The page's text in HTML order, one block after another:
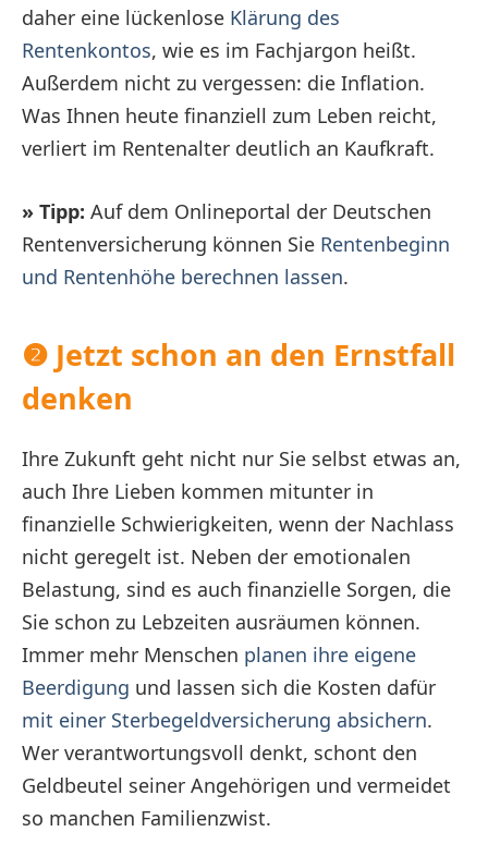
daher eine lückenlose Klärung des
Rentenkontos, wie es im Fachjargon heißt.
Außerdem nicht zu vergessen: die Inflation.
Was Ihnen heute finanziell zum Leben reicht,
verliert im Rentenalter deutlich an Kaufkraft.
» Tipp: Auf dem Onlineportal der Deutschen
Rentenversicherung können Sie Rentenbeginn
und Rentenhöhe berechnen lassen.
❷ Jetzt schon an den Ernstfall
denken
Ihre Zukunft geht nicht nur Sie selbst etwas an,
auch Ihre Lieben kommen mitunter in
finanzielle Schwierigkeiten, wenn der Nachlass
nicht geregelt ist. Neben der emotionalen
Belastung, sind es auch finanzielle Sorgen, die
Sie schon zu Lebzeiten ausräumen können.
Immer mehr Menschen planen ihre eigene
Beerdigung und lassen sich die Kosten dafür
mit einer Sterbegeldversicherung absichern.
Wer verantwortungsvoll denkt, schont den
Geldbeutel seiner Angehörigen und vermeidet
so manchen Familienzwist.